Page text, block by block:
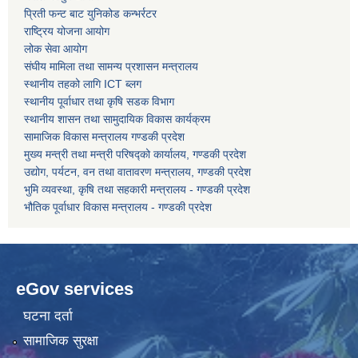
प्रिती फन्ट बाट युनिकोड कन्भर्रटर
राष्ट्रिय योजना आयोग
लोक सेवा आयोग
संघीय मामिला तथा सामन्य प्रशासन मन्त्रालय
स्थानीय तहको लागि ICT ब्लग
स्थानीय पूर्वाधार तथा कृषि सडक विभाग
स्थानीय शासन तथा सामुदायिक विकास कार्यक्रम
सामाजिक विकास मन्त्रालय गण्डकी प्रदेश
मुख्य मन्त्री तथा मन्त्री परिषद्को कार्यालय, गण्डकी प्रदेश
उद्योग, पर्यटन, वन तथा वातावरण मन्त्रालय, गण्डकी प्रदेश
भुमि व्यवस्था, कृषि तथा सहकारी मन्त्रालय - गण्डकी प्रदेश
भौतिक पूर्वाधार विकास मन्त्रालय - गण्डकी प्रदेश
eGov services
घटना दर्ता
सामाजिक सुरक्षा